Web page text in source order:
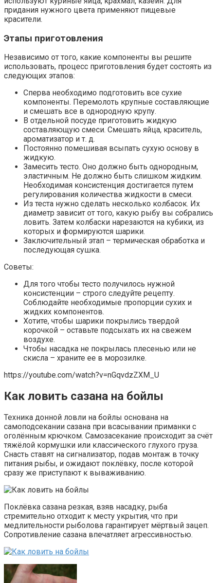
придания нужного цвета применяют пищевые
красители.
Этапы приготовления
Независимо от того, какие компоненты вы решите
использовать, процесс приготовления будет состоять из
следующих этапов:
Сперва необходимо подготовить все сухие
компоненты. Перемолоть крупные составляющие
и смешать все в однородную крупу.
В отдельной посуде приготовить жидкую
составляющую смеси. Смешать яйца, краситель,
ароматизатор и т. д.
Постоянно помешивая всыпать сухую основу в
жидкую.
Замесить тесто. Оно должно быть однородным,
эластичным. Не должно быть слишком жидким.
Необходимая консистенция достигается путем
регулирования количества жидкости в смеси.
Из теста нужно сделать несколько колбасок. Их
диаметр зависит от того, какую рыбу вы собрались
ловить. Затем колбаски нарезаются на кубики, из
которых и формируются шарики.
Заключительный этап – термическая обработка и
последующая сушка.
Советы:
Для того чтобы тесто получилось нужной
консистенции – строго следуйте рецепту.
Соблюдайте необходимые пропорции сухих и
жидких компонентов.
Хотите, чтобы шарики покрылись твердой
корочкой – оставьте подсыхать их на свежем
воздухе.
Чтобы насадка не покрылась плесенью или не
скисла – храните ее в морозилке.
https://youtube.com/watch?v=nGqvdzZXM_U
Как ловить сазана на бойлы
Техника донной ловли на бойлы основана на
самоподсекании сазана при всасывании приманки с
оголённым крючком. Самозасекание происходит за счёт
тяжёлой кормушки или классического глухого груза.
Снасть ставят на сигнализатор, подав монтаж в точку
питания рыбы, и ожидают поклёвку, после которой
сразу же приступают к вываживанию.
Поклёвка сазана резкая, взяв насадку, рыба
стремительно отходит к месту укрытия, что при
медлительности рыболова гарантирует мёртвый зацеп.
Сопротивление сазана впечатляет агрессивностью.